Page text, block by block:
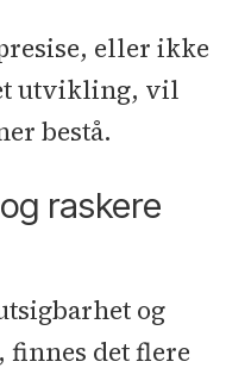
eller ikke
utvikling, vil
bestå.
raskere
og
finnes det flere